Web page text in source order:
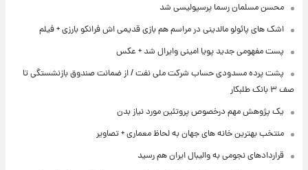
محسن مسلمان رسما پرسپولیسی شد
اشک های پائولو مالدینی در مراسم هم بازی قدیمی اش فرانکو بارزی + فیلم
پست مفهومی جدید پویا امینی وایرال شد + عکس
پشت پرده‌ مسدودی حساب شرکت ملی نفت / از ضمانت صندوق بازنشستگی تا
صف ۳ بانک طلبکار
یک پژوهش مهم درخصوص پروتئین مورد نیاز بدن
منتخب بهترین خانه های جهان به لحاظ معماری + تصاویر
قراردادهای نجومی به والیبال ایران هم رسید